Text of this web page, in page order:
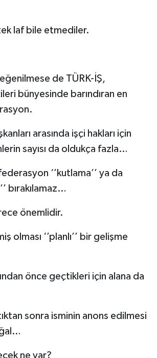
tek laf bile etmediler.
de TÜRK-İŞ,
bünyesinde barındıran en
arasında işçi hakları için
sayısı da oldukça fazla…
‘’kutlama’’ ya da
bırakılamaz…
önemlidir.
olması ‘’planlı’’ bir gelişme
önce geçtikleri için alana da
sonra isminin anons edilmesi
ne var?